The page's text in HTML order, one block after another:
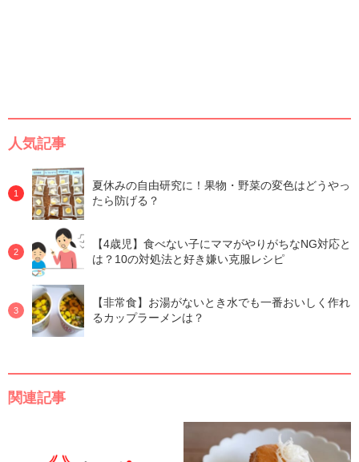
人気記事
夏休みの自由研究に！果物・野菜の変色はどうやっ
たら防げる？
【4歳児】食べない子にママがやりがちなNG対応と
は？10の対処法と好き嫌い克服レシピ
【非常食】お湯がないとき水でも一番おいしく作れ
るカップラーメンは？
関連記事